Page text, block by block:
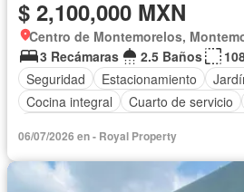
$ 2,100,000 MXN
Centro de Montemorelos,
3 Recámaras
2.5 Baños
Seguridad
Estacionamiento
Cocina integral
Cuarto de servicio
Sala polivalente
Internet
Circuito cerrado de televisión
06/07/2026 en - Royal Property